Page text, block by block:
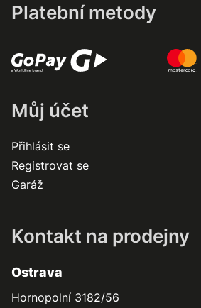
Platební metody
Můj účet
Přihlásit se
Registrovat se
Garáž
Kontakt na prodejny
Ostrava
Hornopolní 3182/56